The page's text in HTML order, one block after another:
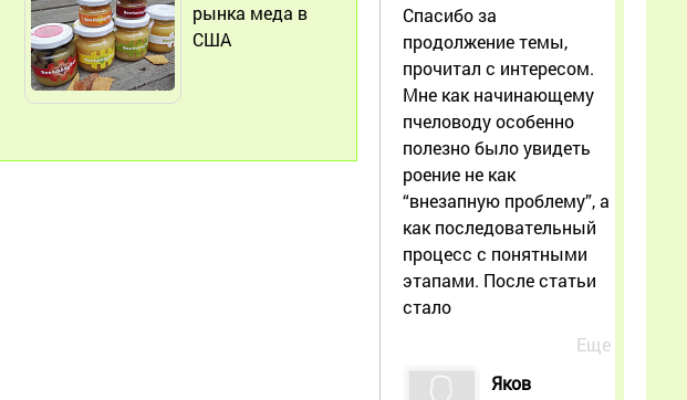
рынка меда в
США
Спасибо за
продолжение темы,
прочитал с интересом.
Мне как начинающему
пчеловоду особенно
полезно было увидеть
роение не как
“внезапную проблему”, а
как последовательный
процесс с понятными
этапами. После статьи
стало
Еще
Яков